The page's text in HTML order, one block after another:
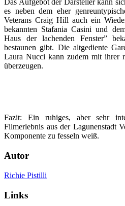
Das Aufgebot der Darsteller kann
es neben dem eher
Veterans Craig Hill auch ein
bekannten Stafania Casini und
Haus der lachenden Fenster”
bestaunen gibt. Die altgediente
Laura Nucci kann zudem mit ihrer
überzeugen.
Fazit: Ein ruhiges, aber sehr
Filmerlebnis aus der Lagunenstadt
Komponente zu fesseln weiß.
Autor
Richie Pistilli
Links